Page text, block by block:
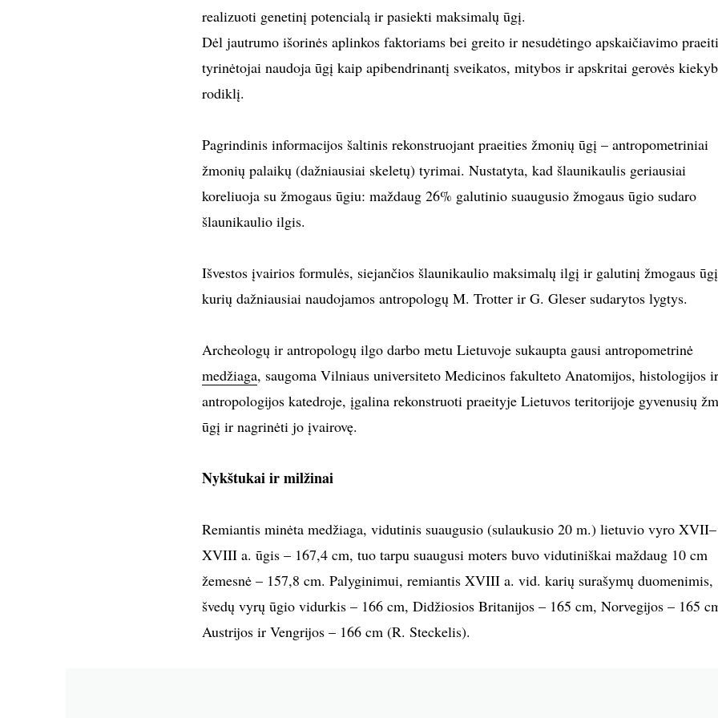
realizuoti genetinį potencialą ir pasiekti maksimalų ūgį.
Dėl jautrumo išorinės aplinkos faktoriams bei greito ir nesudėtingo apskaičiavimo
tyrinėtojai naudoja ūgį kaip apibendrinantį sveikatos, mitybos ir apskritai gerovės
rodiklį.
Pagrindinis informacijos šaltinis rekonstruojant praeities žmonių ūgį – antropometriniai
žmonių palaikų (dažniausiai skeletų) tyrimai. Nustatyta, kad šlaunikaulis geriausiai
koreliuoja su žmogaus ūgiu: maždaug 26% galutinio suaugusio žmogaus ūgio sudaro
šlaunikaulio ilgis.
Išvestos įvairios formulės, siejančios šlaunikaulio maksimalų ilgį ir galutinį žmogaus
kurių dažniausiai naudojamos antropologų M. Trotter ir G. Gleser sudarytos lygtys.
Archeologų ir antropologų ilgo darbo metu Lietuvoje sukaupta gausi antropometrinė
medžiaga, saugoma Vilniaus universiteto Medicinos fakulteto Anatomijos, histologijos ir
antropologijos katedroje, įgalina rekonstruoti praeityje Lietuvos teritorijoje gyvenusių
ūgį ir nagrinėti jo įvairovę.
Nykštukai ir milžinai
Remiantis minėta medžiaga, vidutinis suaugusio (sulaukusio 20 m.) lietuvio vyro XVII–
XVIII a. ūgis – 167,4 cm, tuo tarpu suaugusi moters buvo vidutiniškai maždaug 10 cm
žemesnė – 157,8 cm. Palyginimui, remiantis XVIII a. vid. karių surašymų duomenimis,
švedų vyrų ūgio vidurkis – 166 cm, Didžiosios Britanijos – 165 cm, Norvegijos – 165
Austrijos ir Vengrijos – 166 cm (R. Steckelis).